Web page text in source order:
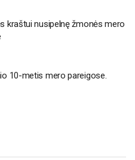
kraštui nusipelnę žmonės mero
10-metis mero pareigose.